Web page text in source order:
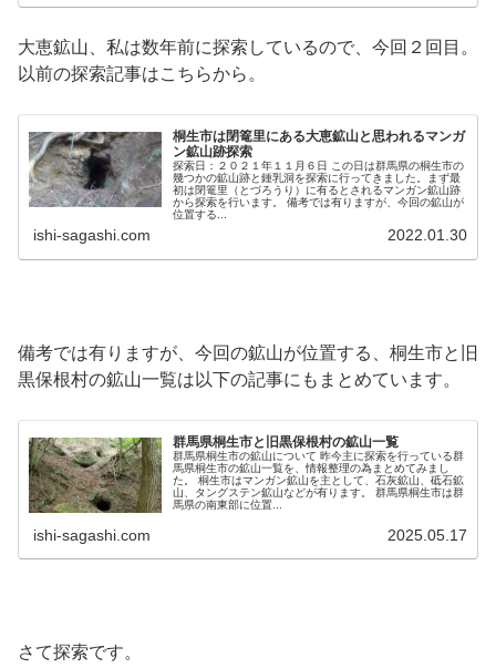
大恵鉱山、私は数年前に探索しているので、今回２回目。
以前の探索記事はこちらから。
桐生市は閉篭里にある大恵鉱山と思われるマンガ
ン鉱山跡探索
探索日：２０２１年１１月６日 この日は群馬県の桐生市の
幾つかの鉱山跡と鍾乳洞を探索に行ってきました。まず最
初は閉篭里（とづろうり）に有るとされるマンガン鉱山跡
から探索を行います。 備考では有りますが、今回の鉱山が
位置する...
ishi-sagashi.com 2022.01.30
備考では有りますが、今回の鉱山が位置する、桐生市と旧
黒保根村の鉱山一覧は以下の記事にもまとめています。
群馬県桐生市と旧黒保根村の鉱山一覧
群馬県桐生市の鉱山について 昨今主に探索を行っている群
馬県桐生市の鉱山一覧を、情報整理の為まとめてみまし
た。 桐生市はマンガン鉱山を主として、石灰鉱山、砥石鉱
山、タングステン鉱山などが有ります。 群馬県桐生市は群
馬県の南東部に位置...
ishi-sagashi.com 2025.05.17
さて探索です。